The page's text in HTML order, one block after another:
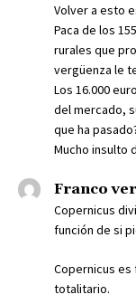
Volver a esto
Paca de los
rurales que
vergüenza le
Los 16.000
del mercado,
que ha
Mucho insulto
Franco
Copernicus
función de si
Copernicus
totalitario.